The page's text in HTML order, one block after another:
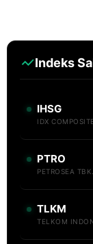
Indeks
IHSG
IDX COMPOSITE
PTRO
PETROSEA TBK.
TLKM
TELKOM